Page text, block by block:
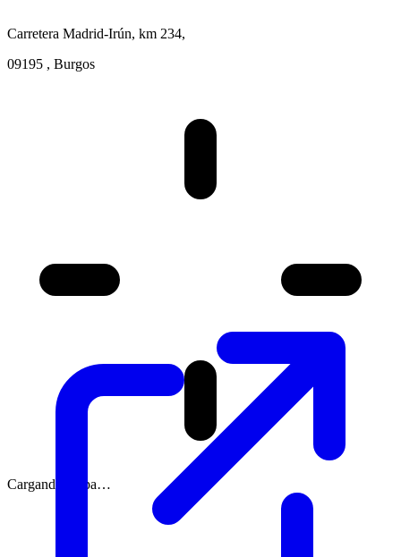
Carretera Madrid-Irún, km 234,
09195 , Burgos
Cargando mapa…